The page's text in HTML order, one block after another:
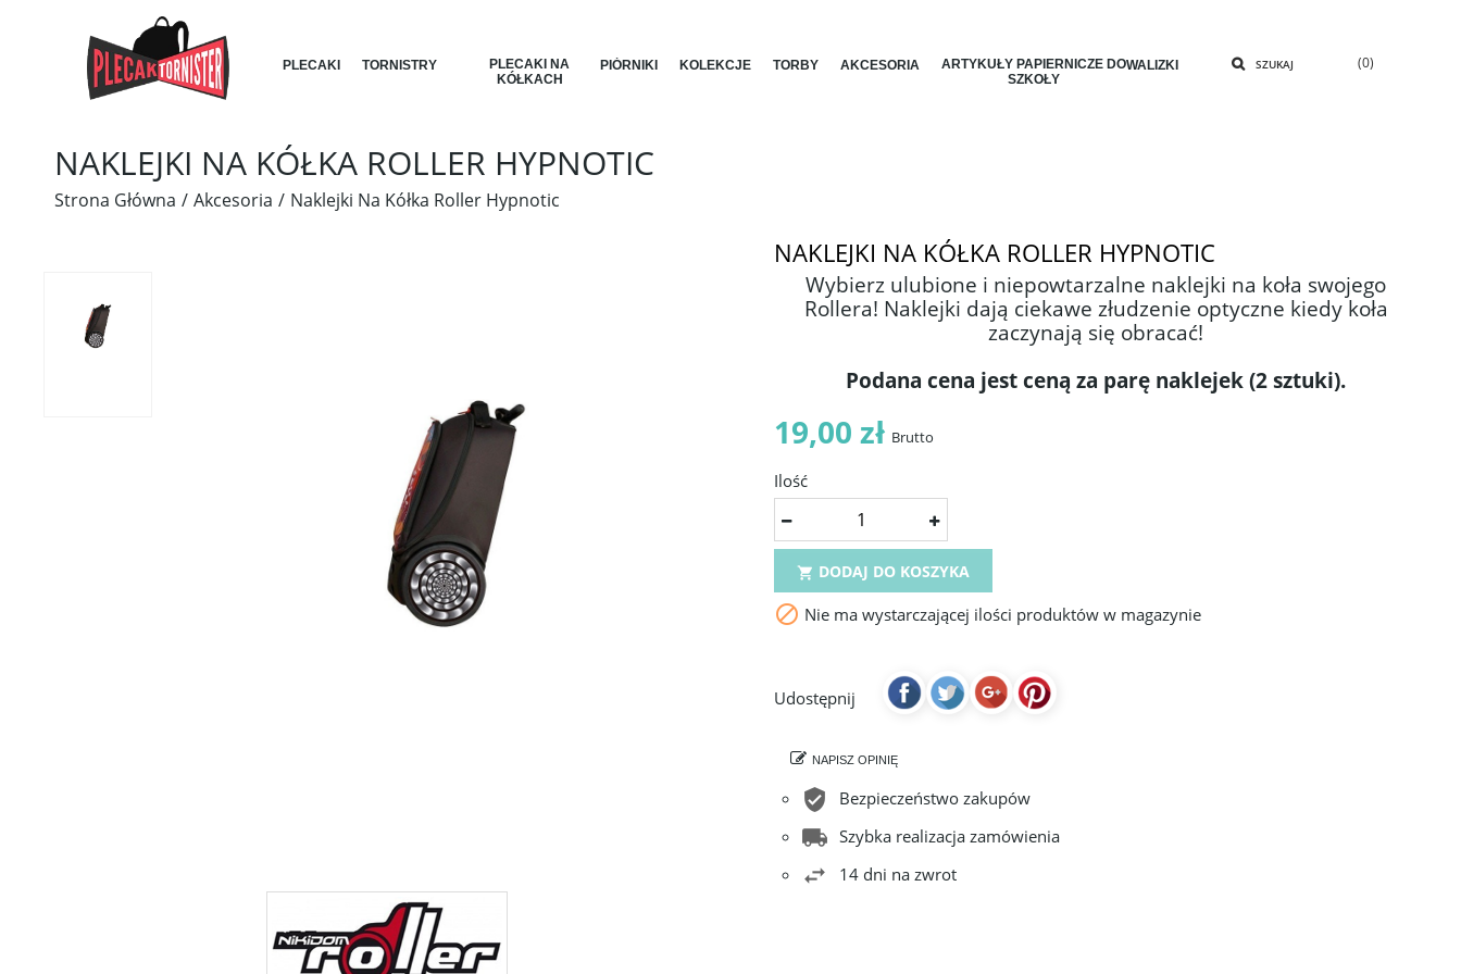
SZUKAJ (0)
PLECAKI TORNISTRY
PLECAKI NA
KÓŁKACH
PIÓRNIKI KOLEKCJE TORBY AKCESORIA
ARTYKUŁY PAPIERNICZE DO
SZKOŁY
WALIZKI
NAKLEJKI NA KÓŁKA ROLLER HYPNOTIC
Strona Główna Akcesoria Naklejki Na Kółka Roller Hypnotic
NAKLEJKI NA KÓŁKA ROLLER HYPNOTIC
Wybierz ulubione i niepowtarzalne naklejki na koła swojego
Rollera! Naklejki dają ciekawe złudzenie optyczne kiedy koła
zaczynają się obracać!
Podana cena jest ceną za parę naklejek (2 sztuki).
19,00 zł Brutto
Ilość
 DODAJ DO KOSZYKA
 Nie ma wystarczającej ilości produktów w magazynie
Udostępnij
NAPISZ OPINIĘ
Bezpieczeństwo zakupów
Szybka realizacja zamówienia
14 dni na zwrot